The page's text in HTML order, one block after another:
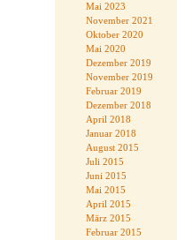
Mai 2023
November 2021
Oktober 2020
Mai 2020
Dezember 2019
November 2019
Februar 2019
Dezember 2018
April 2018
Januar 2018
August 2015
Juli 2015
Juni 2015
Mai 2015
April 2015
März 2015
Februar 2015